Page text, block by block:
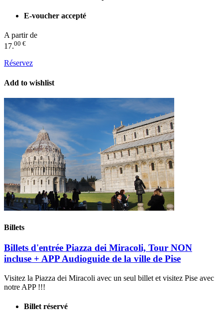
E-voucher accepté
A partir de
17.00 €
Réservez
Add to wishlist
Billets
Billets d'entrée Piazza dei Miracoli, Tour NON
incluse + APP Audioguide de la ville de Pise
Visitez la Piazza dei Miracoli avec un seul billet et visitez Pise avec
notre APP !!!
Billet réservé